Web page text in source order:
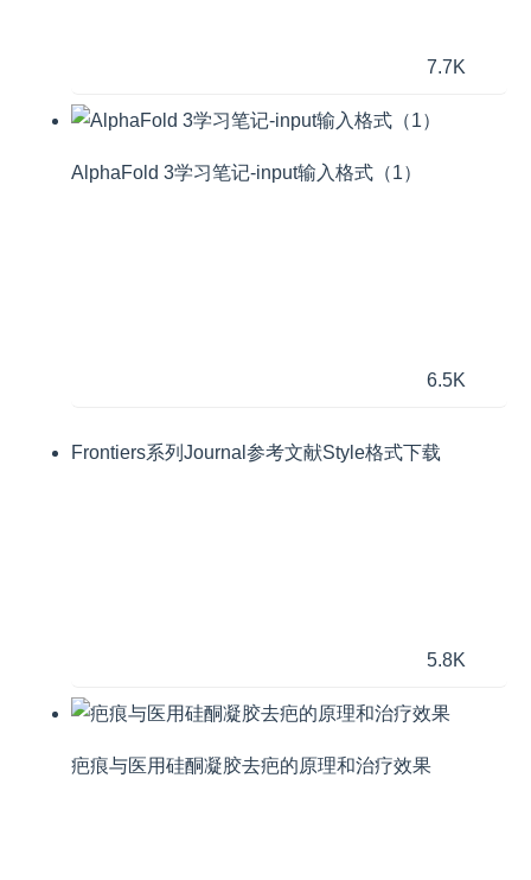
7.7K
AlphaFold 3学习笔记-input输入格式（1）
6.5K
Frontiers系列Journal参考文献Style格式下载
5.8K
疤痕与医用硅酮凝胶去疤的原理和治疗效果